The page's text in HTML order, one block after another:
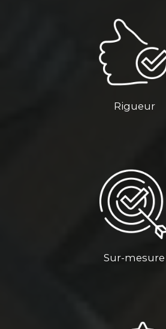
Rigueur
Sur-mesure